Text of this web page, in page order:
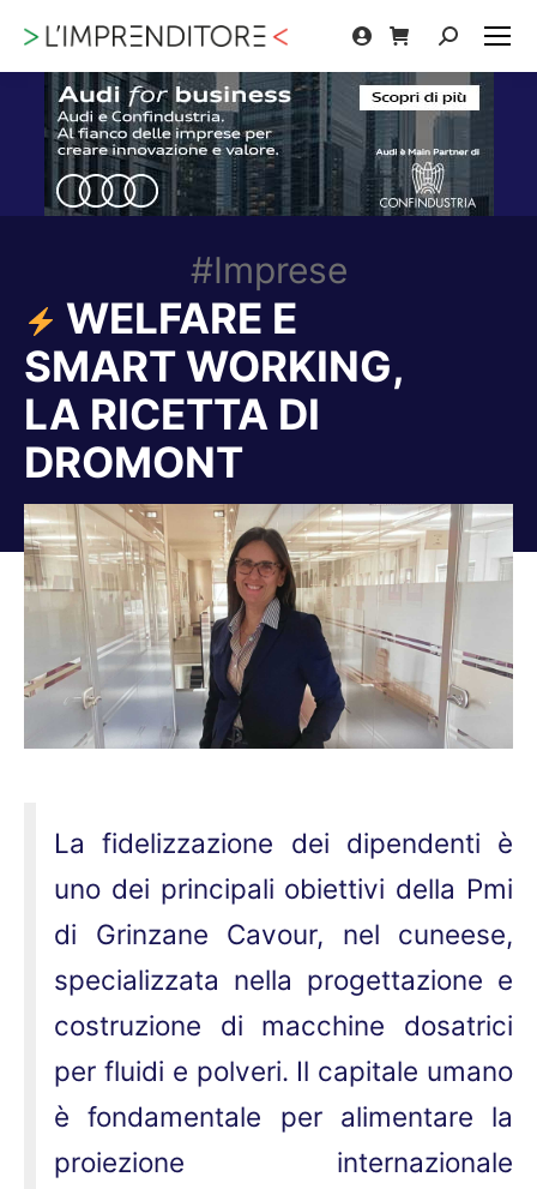
Cerca:
#Imprese
WELFARE E
SMART WORKING,
LA RICETTA DI
DROMONT
Tu sei qui:
La fidelizzazione dei dipendenti è
uno dei principali obiettivi della Pmi
di Grinzane Cavour, nel cuneese,
specializzata nella progettazione e
costruzione di macchine dosatrici
per fluidi e polveri. Il capitale umano
è fondamentale per alimentare la
proiezione internazionale